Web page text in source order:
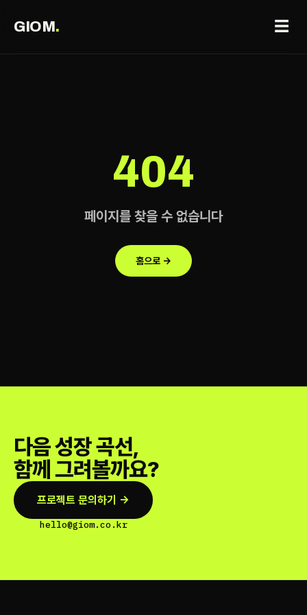
GIOM. ☰
404
페이지를 찾을 수 없습니다
홈으로 →
다음 성장 곡선,
함께 그려볼까요?
프로젝트 문의하기 →
hello@giom.co.kr